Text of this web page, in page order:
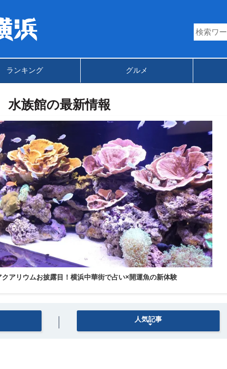
ランキング グルメ
水族館の最新情報
アリウムお披露目！横浜中華街で占い×開運魚の新体験
人気記事